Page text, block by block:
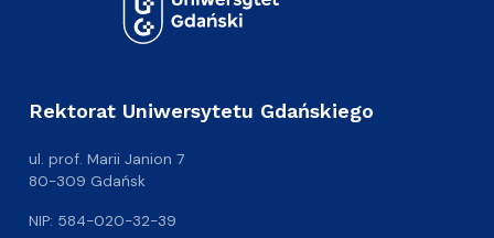
Rektorat Uniwersytetu Gdańskiego
ul. prof. Marii Janion 7
80-309 Gdańsk
NIP: 584-020-32-39